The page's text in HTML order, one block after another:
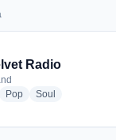
Radio
stations
Popradio stations
Soul